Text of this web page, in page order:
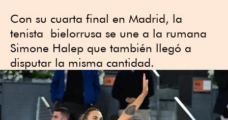
Con su cuarta final en Madrid, la
tenista bielorrusa se une a la rumana
Simone Halep que también llegó a
disputar la misma cantidad.